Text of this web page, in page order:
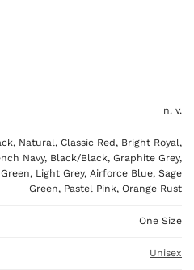
n. v.
Natural, Classic Red, Bright Royal,
Navy, Black/Black, Graphite Grey,
Light Grey, Airforce Blue, Sage
Green, Pastel Pink, Orange Rust
One Size
Unisex